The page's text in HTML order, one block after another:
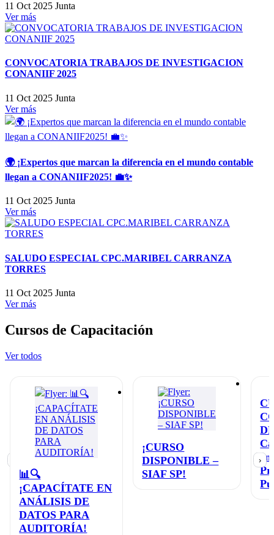
11 Oct 2025 Junta
Ver más
CONVOCATORIA TRABAJOS DE INVESTIGACION
CONANIIF 2025
11 Oct 2025 Junta
Ver más
🌍 ¡Expertos que marcan la diferencia en el mundo contable
llegan a CONANIIF2025! 💼✨
11 Oct 2025 Junta
Ver más
SALUDO ESPECIAL CPC.MARIBEL CARRANZA
TORRES
11 Oct 2025 Junta
Ver más
Cursos de Capacitación
Ver todos
📊🔍
¡CAPACÍTATE EN
ANÁLISIS DE
DATOS PARA
AUDITORÍA!
¡CURSO
DISPONIBLE –
SIAF SP!
en
›